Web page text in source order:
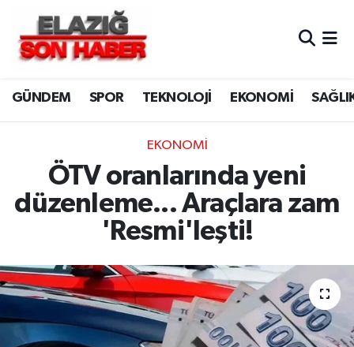
GÜNDEM SPOR TEKNOLOJİ EKONOMİ
EKONOMİ
ÖTV oranlarında yeni
düzenleme... Araçlara zam
'Resmi'leşti!
CANLI YAYIN
ASAYİŞ
BİLİM VE TEKNOLOJİ
DÜNYA
ELAZIĞ
GENEL
Merkez Hava Durumu
Merkez Trafik Yoğunluk Haritası
Süper Lig Puan Durumu ve Fikstür
Tüm Manşetler
Son Dakika Haberleri